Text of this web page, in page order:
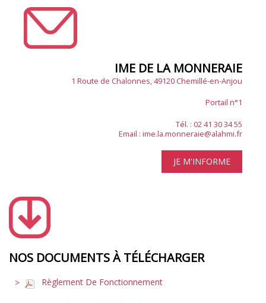
IME DE LA MONNERAIE
1 Route de Chalonnes, 49120 Chemillé-en-Anjou
Portail n°1
Tél. : 02 41 30 34 55
Email : ime.la.monneraie@alahmi.fr
JE M'INFORME
NOS DOCUMENTS À TÉLÉCHARGER
Règlement De Fonctionnement